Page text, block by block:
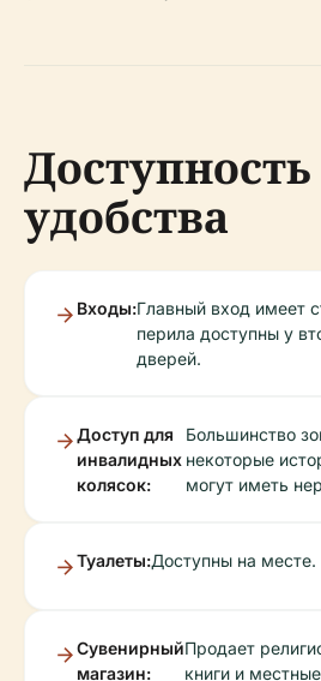
удобства
Входы:Главный вход имеет
перила доступны у
дверей.
Доступ для
инвалидных
колясок:
Большинство
некоторые
могут иметь
Туалеты:Доступны на месте.
Сувенирный
магазин:
Продает
книги и